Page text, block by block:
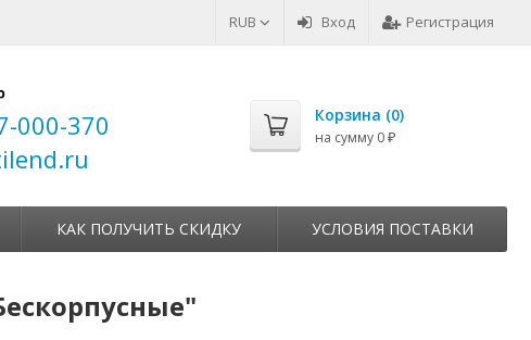
RUB Вход Регистрация
000-370
Корзина (0)
на сумму 0 ₽
КАК ПОЛУЧИТЬ СКИДКУ УСЛОВИЯ ПОСТАВКИ